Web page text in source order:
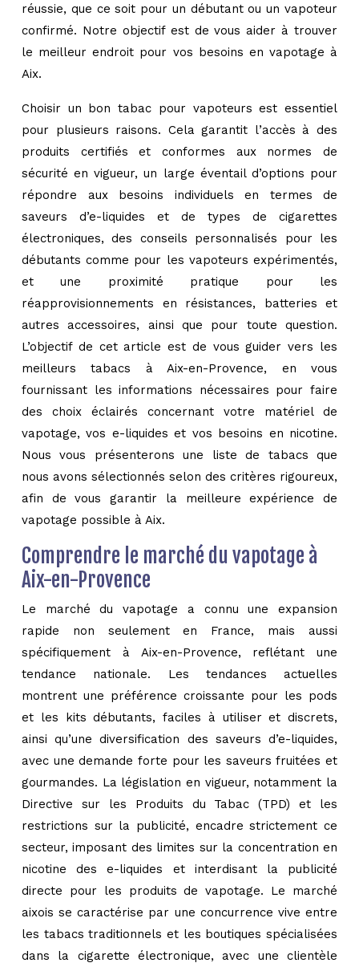
réussie, que ce soit pour un débutant ou un vapoteur
confirmé. Notre objectif est de vous aider à trouver
le meilleur endroit pour vos besoins en vapotage à
Aix.
Choisir un bon tabac pour vapoteurs est essentiel
pour plusieurs raisons. Cela garantit l’accès à des
produits certifiés et conformes aux normes de
sécurité en vigueur, un large éventail d’options pour
répondre aux besoins individuels en termes de
saveurs d’e-liquides et de types de cigarettes
électroniques, des conseils personnalisés pour les
débutants comme pour les vapoteurs expérimentés,
et une proximité pratique pour les
réapprovisionnements en résistances, batteries et
autres accessoires, ainsi que pour toute question.
L’objectif de cet article est de vous guider vers les
meilleurs tabacs à Aix-en-Provence, en vous
fournissant les informations nécessaires pour faire
des choix éclairés concernant votre matériel de
vapotage, vos e-liquides et vos besoins en nicotine.
Nous vous présenterons une liste de tabacs que
nous avons sélectionnés selon des critères rigoureux,
afin de vous garantir la meilleure expérience de
vapotage possible à Aix.
Comprendre le marché du vapotage à
Aix-en-Provence
Le marché du vapotage a connu une expansion
rapide non seulement en France, mais aussi
spécifiquement à Aix-en-Provence, reflétant une
tendance nationale. Les tendances actuelles
montrent une préférence croissante pour les pods
et les kits débutants, faciles à utiliser et discrets,
ainsi qu’une diversification des saveurs d’e-liquides,
avec une demande forte pour les saveurs fruitées et
gourmandes. La législation en vigueur, notamment la
Directive sur les Produits du Tabac (TPD) et les
restrictions sur la publicité, encadre strictement ce
secteur, imposant des limites sur la concentration en
nicotine des e-liquides et interdisant la publicité
directe pour les produits de vapotage. Le marché
aixois se caractérise par une concurrence vive entre
les tabacs traditionnels et les boutiques spécialisées
dans la cigarette électronique, avec une clientèle